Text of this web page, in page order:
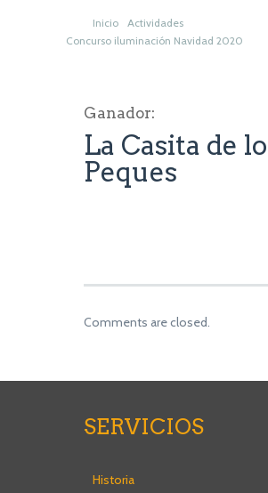
Inicio
Actividades
Concurso iluminación Navidad 2020
Ganador:
La Casita de
Peques
Comments are closed.
SERVICIOS
Historia